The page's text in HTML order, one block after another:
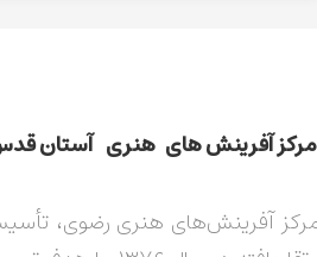
مركز آفرينش های هنری آستان